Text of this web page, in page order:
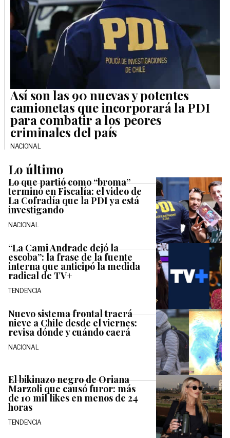
Así son las 90 nuevas y potentes
camionetas que incorporará la PDI
para combatir a los peores
criminales del país
NACIONAL
Lo último
Lo que partió como “broma”
terminó en Fiscalía: el video de
La Cofradía que la PDI ya está
investigando
NACIONAL
“La Cami Andrade dejó la
escoba”: la frase de la fuente
interna que anticipó la medida
radical de TV+
TENDENCIA
Nuevo sistema frontal traerá
nieve a Chile desde el viernes:
revisa dónde y cuándo caerá
NACIONAL
El bikinazo negro de Oriana
Marzoli que causó furor: más
de 10 mil likes en menos de 24
horas
TENDENCIA